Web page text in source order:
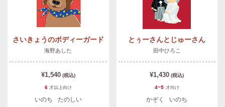
さいきょうのボディーガード
海野あした
¥1,540 (税込)
6 才以上向け
いのち
たのしい
とぅーさんとじゅーさん
田中ひろこ
¥1,430 (税込)
4~5 才向け
かぞく
いのち